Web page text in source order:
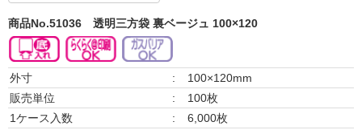
商品No.51036 透明三方袋 裏ベージュ 100×120
外寸 :
100×120mm
販売単位
:
100枚
1ケース入数
:
6,000枚